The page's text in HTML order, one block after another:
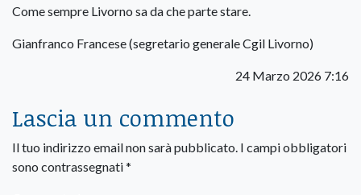
Come sempre Livorno sa da che parte stare.
Gianfranco Francese (segretario generale Cgil Livorno)
24 Marzo 2026 7:16
Lascia un commento
Il tuo indirizzo email non sarà pubblicato. I campi obbligatori
sono contrassegnati*